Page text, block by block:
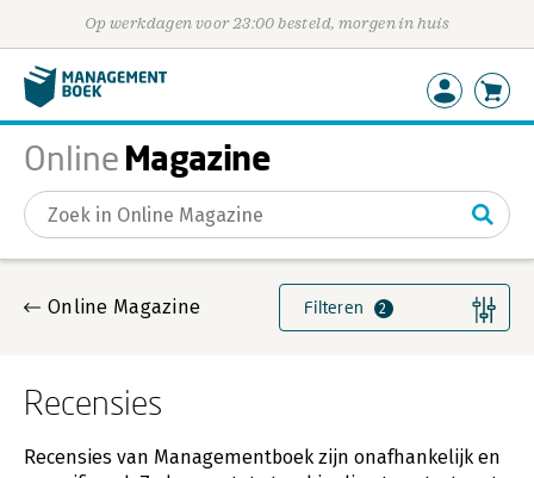
Op werkdagen voor 23:00 besteld, morgen in huis
Online Magazine
Gevonden artikelen
Online Magazine Filteren 2
Recensies
Recensies van Managementboek zijn onafhankelijk en